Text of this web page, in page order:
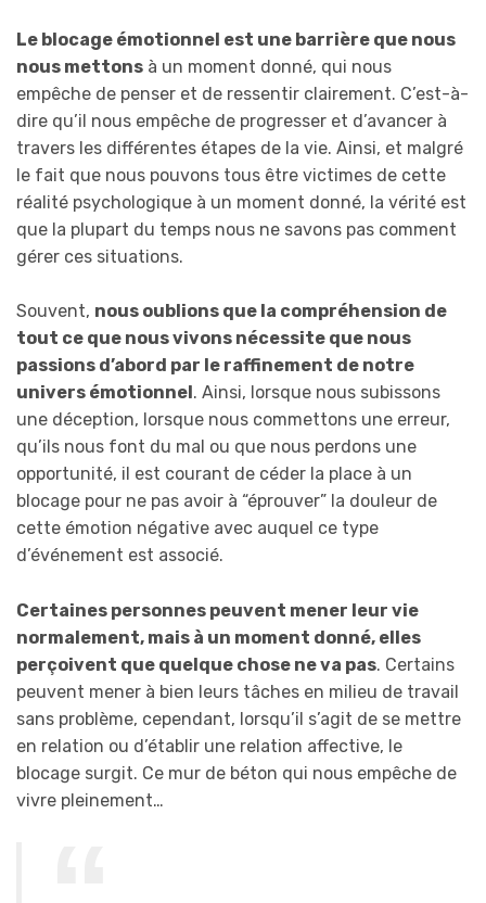
Le blocage émotionnel est une barrière que nous
nous mettons à un moment donné, qui nous
empêche de penser et de ressentir clairement. C’est-à-
dire qu’il nous empêche de progresser et d’avancer à
travers les différentes étapes de la vie. Ainsi, et malgré
le fait que nous pouvons tous être victimes de cette
réalité psychologique à un moment donné, la vérité est
que la plupart du temps nous ne savons pas comment
gérer ces situations.
Souvent, nous oublions que la compréhension de
tout ce que nous vivons nécessite que nous
passions d’abord par le raffinement de notre
univers émotionnel . Ainsi, lorsque nous subissons
une déception, lorsque nous commettons une erreur,
qu’ils nous font du mal ou que nous perdons une
opportunité, il est courant de céder la place à un
blocage pour ne pas avoir à “éprouver” la douleur de
cette émotion négative avec auquel ce type
d’événement est associé.
Certaines personnes peuvent mener leur vie
normalement, mais à un moment donné, elles
perçoivent que quelque chose ne va pas. Certains
peuvent mener à bien leurs tâches en milieu de travail
sans problème, cependant, lorsqu’il s’agit de se mettre
en relation ou d’établir une relation affective, le
blocage surgit. Ce mur de béton qui nous empêche de
vivre pleinement…